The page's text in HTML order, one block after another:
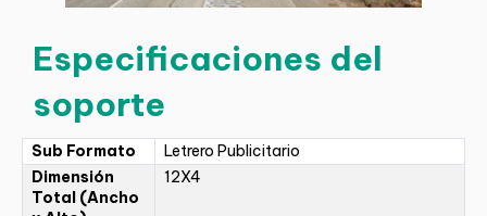
Especificaciones del
soporte
Sub Formato
Letrero Publicitario
Dimensión
Total (Ancho
12X4